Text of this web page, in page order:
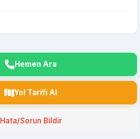
Hemen Ara
Yol Tarifi Al
Hata/Sorun Bildir